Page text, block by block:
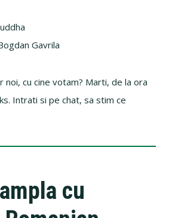
Gavrila
noi, cu cine votam? Marti, de la ora
Intrati si pe chat, sa stim ce
cu